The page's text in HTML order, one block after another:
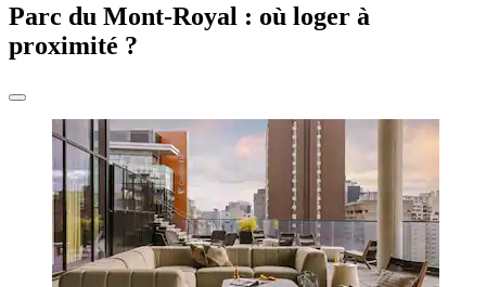
Parc du Mont-Royal : où loger à
proximité ?